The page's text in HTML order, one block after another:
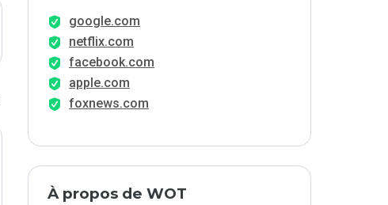
google.com
netflix.com
facebook.com
apple.com
foxnews.com
À propos de WOT